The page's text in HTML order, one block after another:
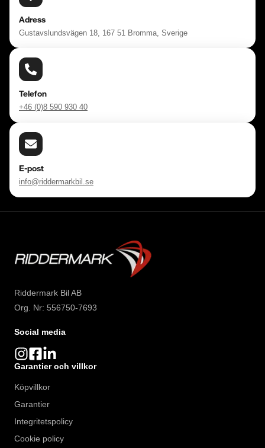
Adress
Gustavslundsvägen 18, 167 51 Bromma, Sverige
Telefon
+46 (0)8 590 930 40
E-post
info@riddermarkbil.se
Riddermark Bil AB
Org. Nr: 556750-7693
Social media
Garantier och villkor
Köpvillkor
Garantier
Integritetspolicy
Cookie policy